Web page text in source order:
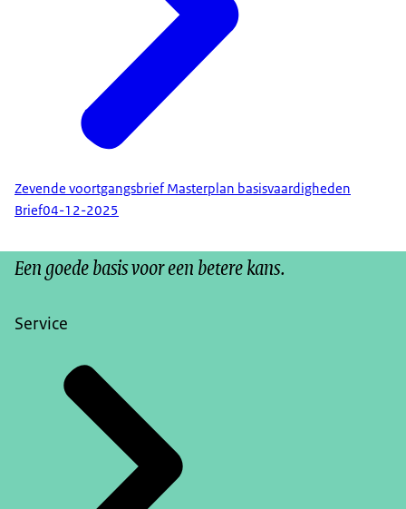
Zevende voortgangsbrief Masterplan basisvaardigheden
Brief04-12-2025
Een goede basis voor een betere kans.
Service